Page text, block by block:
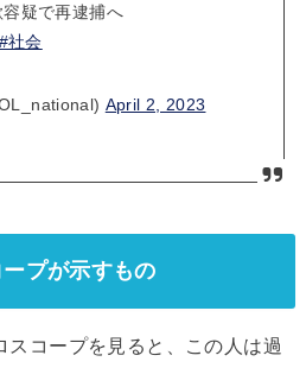
疑で再逮捕へ
#社会
April 2, 2023
プが示すもの
スコープを見ると、この人は過